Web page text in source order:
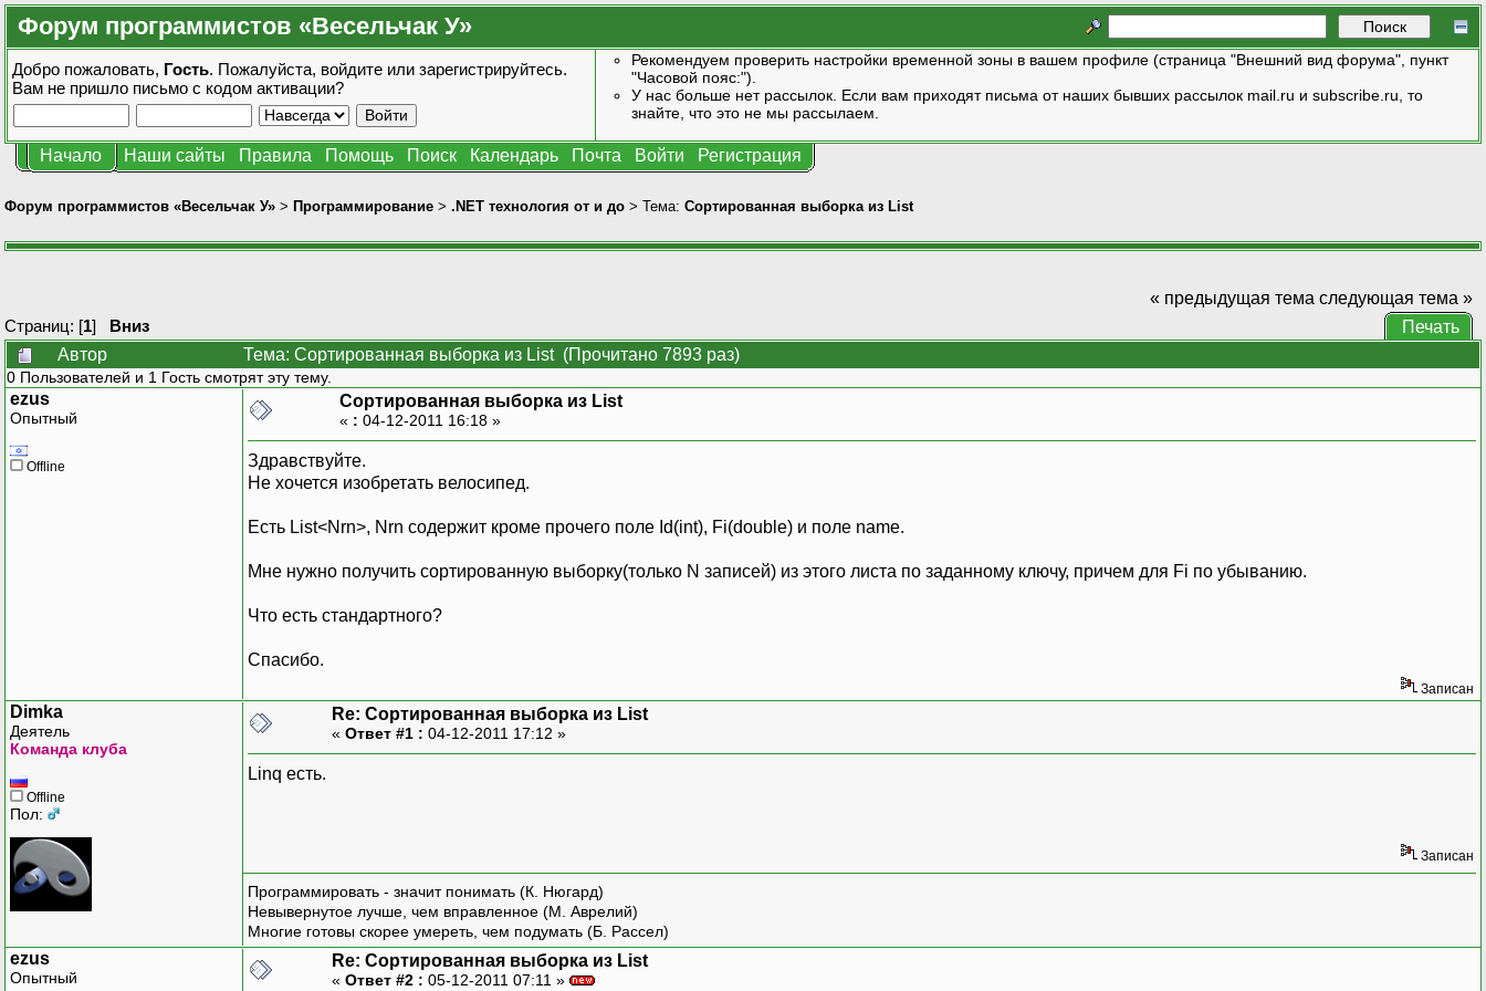
Форум программистов «Весельчак У»
Добро пожаловать, Гость. Пожалуйста, войдите или зарегистрируйтесь.
Вам не пришло письмо с кодом активации?
Рекомендуем проверить настройки временной зоны в вашем профиле (страница "Внешний вид форума", пункт
"Часовой пояс:").
У нас больше нет рассылок. Если вам приходят письма от наших бывших рассылок mail.ru и subscribe.ru, то
знайте, что это не мы рассылаем.
Начало Наши сайты Правила Помощь Поиск Календарь Почта Войти Регистрация
Форум программистов «Весельчак У» > Программирование > .NET технология от и до > Тема: Сортированная выборка из List
Страниц: [1] Вниз
« предыдущая тема следующая тема »
Печать
Автор
Тема: Сортированная выборка из List (Прочитано 7893 раз)
0 Пользователей и 1 Гость смотрят эту тему.
ezus
Опытный
Offline
Сортированная выборка из List
« : 04-12-2011 16:18 »
Здравствуйте.
Не хочется изобретать велосипед.
Есть List<Nrn>, Nrn содержит кроме прочего поле Id(int), Fi(double) и поле name.
Мне нужно получить сортированную выборку(только N записей) из этого листа по заданному ключу, причем для Fi по убыванию.
Что есть стандартного?
Спасибо.
Записан
Dimka
Деятель
Команда клуба
Offline
Пол:
Re: Сортированная выборка из List
« Ответ #1 : 04-12-2011 17:12 »
Linq есть.
Записан
Программировать - значит понимать (К. Нюгард)
Невывернутое лучше, чем вправленное (М. Аврелий)
Многие готовы скорее умереть, чем подумать (Б. Рассел)
ezus
Опытный
Re: Сортированная выборка из List
« Ответ #2 : 05-12-2011 07:11 »